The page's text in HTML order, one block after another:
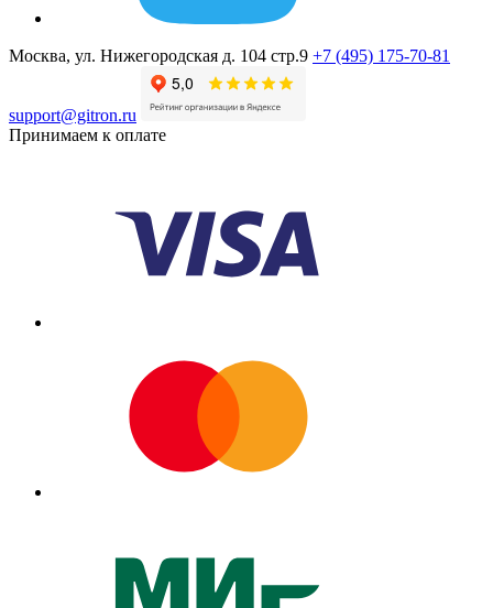
Москва, ул. Нижегородская д. 104 стр.9 +7 (495) 175-70-81
support@gitron.ru
Принимаем к оплате